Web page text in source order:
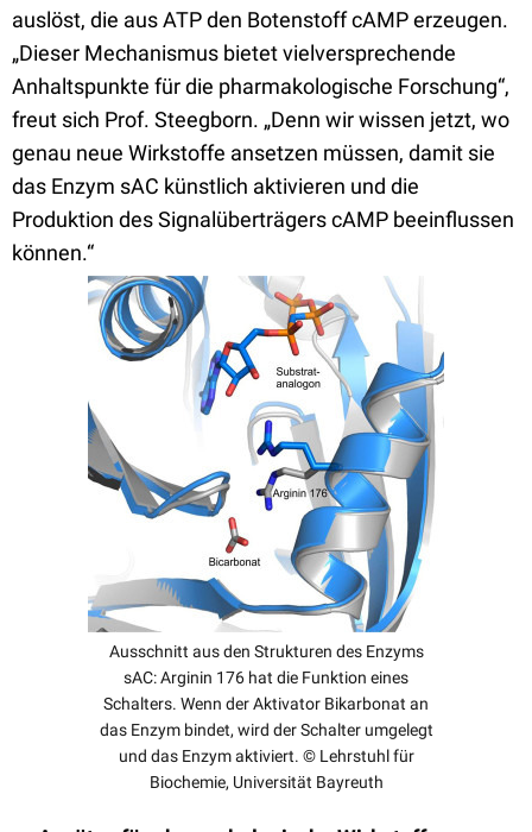
auslöst, die aus ATP den Botenstoff cAMP erzeugen.
„Dieser Mechanismus bietet vielversprechende
Anhaltspunkte für die pharmakologische Forschung“,
freut sich Prof. Steegborn. „Denn wir wissen jetzt, wo
genau neue Wirkstoffe ansetzen müssen, damit sie
das Enzym sAC künstlich aktivieren und die
Produktion des Signalüberträgers cAMP beeinflussen
können.“
Ausschnitt aus den Strukturen des Enzyms
sAC: Arginin 176 hat die Funktion eines
Schalters. Wenn der Aktivator Bikarbonat an
das Enzym bindet, wird der Schalter umgelegt
und das Enzym aktiviert. © Lehrstuhl für
Biochemie, Universität Bayreuth